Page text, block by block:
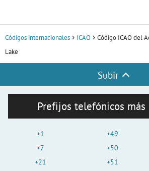
Códigos internacionales ICAO
Código ICAO del
Lake
Subir
Prefijos telefónicos más
+1
+7
+21
+49
+50
+51